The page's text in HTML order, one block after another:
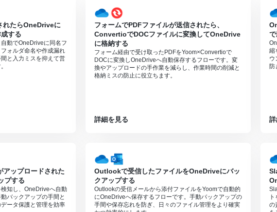
ンは、2週間の無料トライアルを行うことが可能です。無料トライアル中には制限対象
れたらOneDriveに
する
動でOneDriveに同名フ
ォルダ命名や作成漏れ
と入力ミスを抑えて営
フォームでPDFファイルが送信されたら、
ConvertioでDOCファイルに変換してOneDrive
に格納する
フォーム経由で受け取ったPDFをYoom×Convertioで
DOCに変換しOneDriveへ自動保存するフローです。変
換やアップロードの手作業を減らし、作業時間の削減と
格納ミスの防止に役立ちます。
詳細を見る
縮
ウ
防
ップロードされた
プする
知し、OneDriveへ自動
バックアップの手間と
ータ保護と管理を効率
Outlookで受信したファイルをOneDriveにバッ
クアップする
Outlookの受信メールから添付ファイルをYoomで自動的
にOneDriveへ保存するフローです。手動バックアップの
手間や保存忘れを防ぎ、日々のファイル管理をより確実
の